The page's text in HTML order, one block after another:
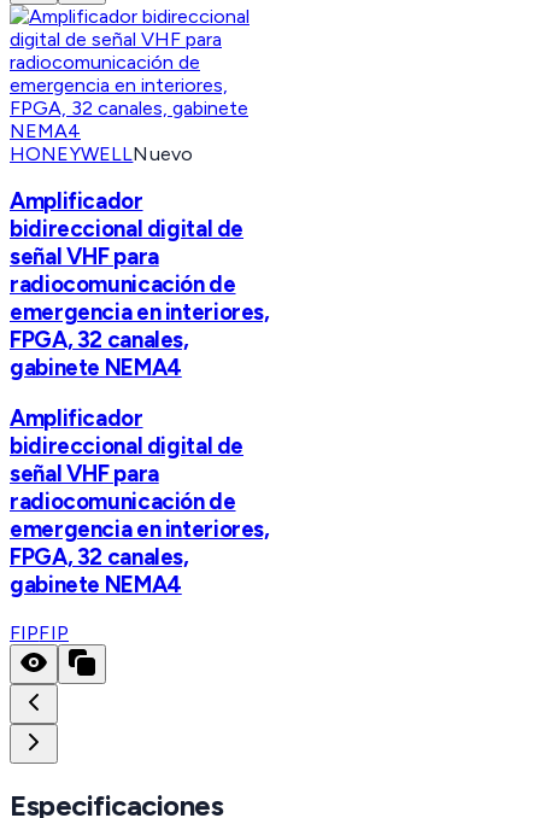
HONEYWELLNuevo
Amplificador
bidireccional digital de
señal VHF para
radiocomunicación de
emergencia en interiores,
FPGA, 32 canales,
gabinete NEMA4
Amplificador
bidireccional digital de
señal VHF para
radiocomunicación de
emergencia en interiores,
FPGA, 32 canales,
gabinete NEMA4
FIPFIP
Especificaciones